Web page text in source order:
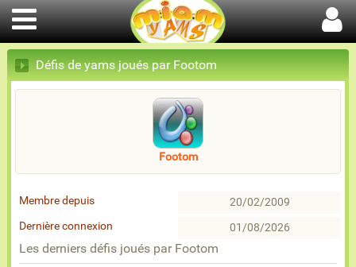
Défis de yams joués par Footom
Footom
Membre depuis
20/02/2009
Dernière connexion
01/08/2026
Les derniers défis joués par Footom